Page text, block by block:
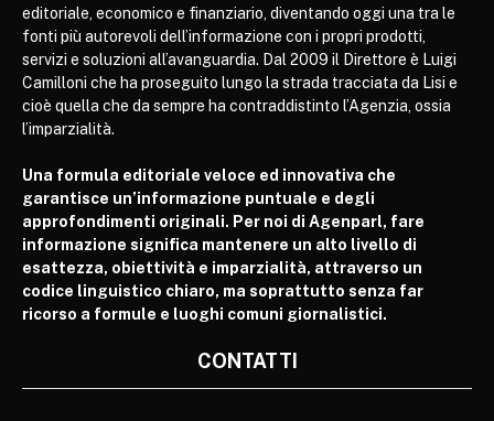
editoriale, economico e finanziario, diventando oggi una tra le
fonti più autorevoli dell’informazione con i propri prodotti,
servizi e soluzioni all’avanguardia. Dal 2009 il Direttore è Luigi
Camilloni che ha proseguito lungo la strada tracciata da Lisi e
cioè quella che da sempre ha contraddistinto l’Agenzia, ossia
l’imparzialità.
Una formula editoriale veloce ed innovativa che
garantisce un’informazione puntuale e degli
approfondimenti originali. Per noi di Agenparl, fare
informazione significa mantenere un alto livello di
esattezza, obiettività e imparzialità, attraverso un
codice linguistico chiaro, ma soprattutto senza far
ricorso a formule e luoghi comuni giornalistici.
CONTATTI